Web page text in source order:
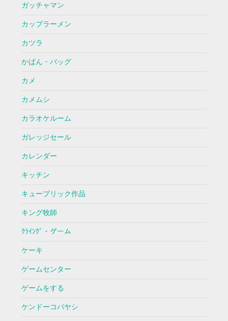
ガッチャマン
カップラーメン
カツラ
かばん・バッグ
カメ
カメムシ
カラオケルーム
ガレッジセール
カレンダー
キッチン
キューブリック作品
キング牧師
ｸﾗｲﾝｸﾞ・ゲーム
ケーキ
ゲームセンター
ゲームをする
ケンドーコバヤシ